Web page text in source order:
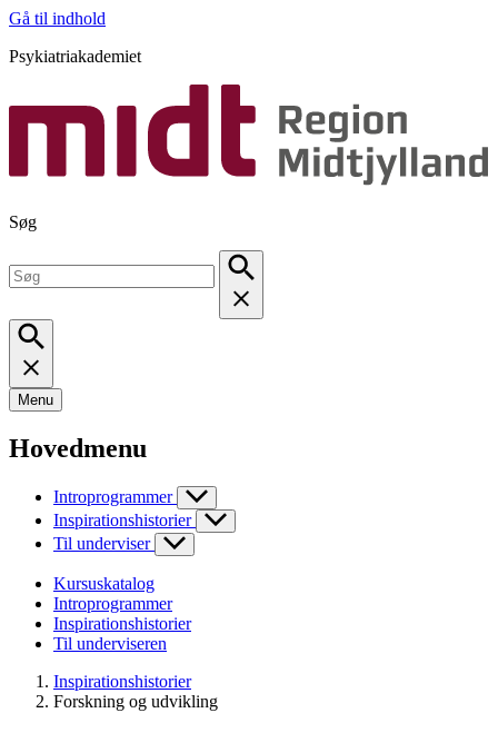
Gå til indhold
Psykiatriakademiet
Søg
Menu
Hovedmenu
Introprogrammer
Inspirationshistorier
Til underviser
Kursuskatalog
Introprogrammer
Inspirationshistorier
Til underviseren
Inspirationshistorier
Forskning og udvikling